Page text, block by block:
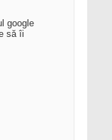
google
să îi